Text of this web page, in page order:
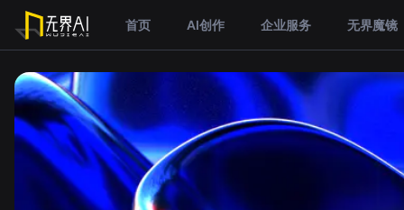
首页 AI创作 企业服务 无界魔镜